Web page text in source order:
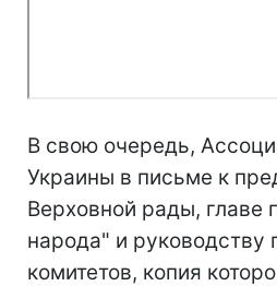
В свою очередь,
Украины в письме к
Верховной рады, главе
народа" и руководству
комитетов, копия